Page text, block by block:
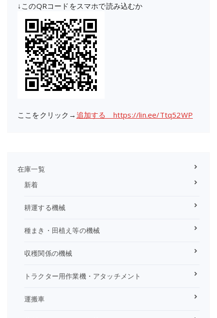
↓このQRコードをスマホで読み込むか
ここをクリック→ 追加する https://lin.ee/Ttq52WP
在庫一覧
新着
耕運する機械
種まき・田植え等の機械
収穫関係の機械
トラクター用作業機・アタッチメント
運搬車